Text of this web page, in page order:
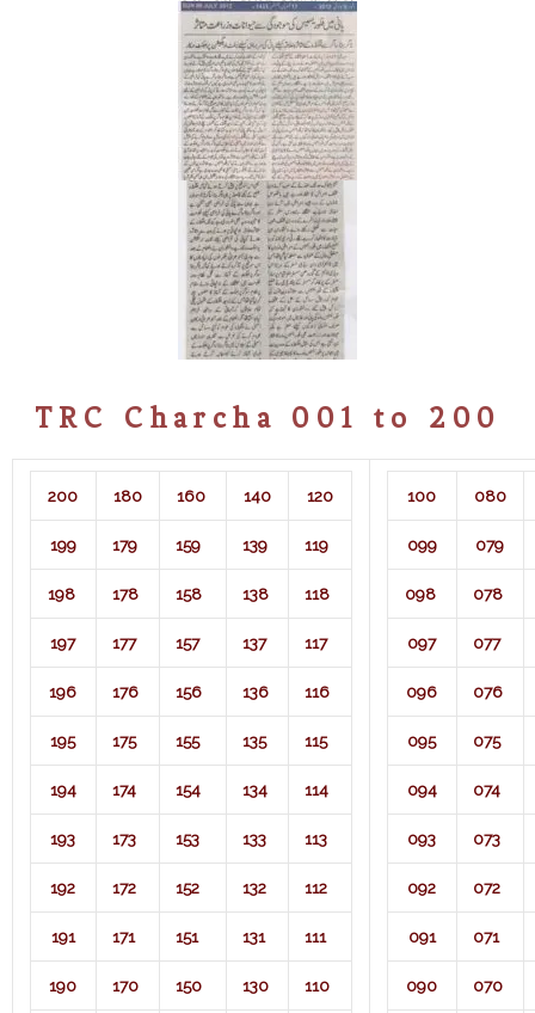
TRC Charcha 001 to 200
200 180 160 140 120
199 179 159 139 119
198 178 158 138 118
197 177 157 137 117
196 176 156 136 116
195 175 155 135 115
194 174 154 134 114
193 173 153 133 113
192 172 152 132 112
191 171 151 131 111
190 170 150 130 110
100 080
099 079
098 078
097 077
096 076
095 075
094 074
093 073
092 072
091 071​
090 070